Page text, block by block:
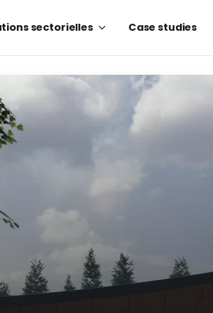
sectorielles Case studies